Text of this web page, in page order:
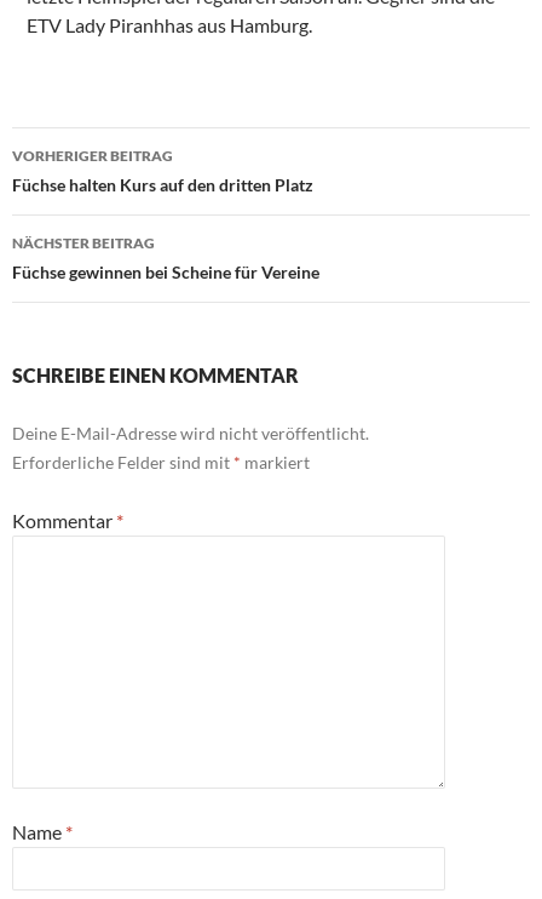
ETV Lady Piranhhas aus Hamburg.
Beitragsnavigation
VORHERIGER BEITRAG
Füchse halten Kurs auf den dritten Platz
NÄCHSTER BEITRAG
Füchse gewinnen bei Scheine für Vereine
SCHREIBE EINEN KOMMENTAR
Deine E-Mail-Adresse wird nicht veröffentlicht.
Erforderliche Felder sind mit * markiert
Kommentar *
Name *